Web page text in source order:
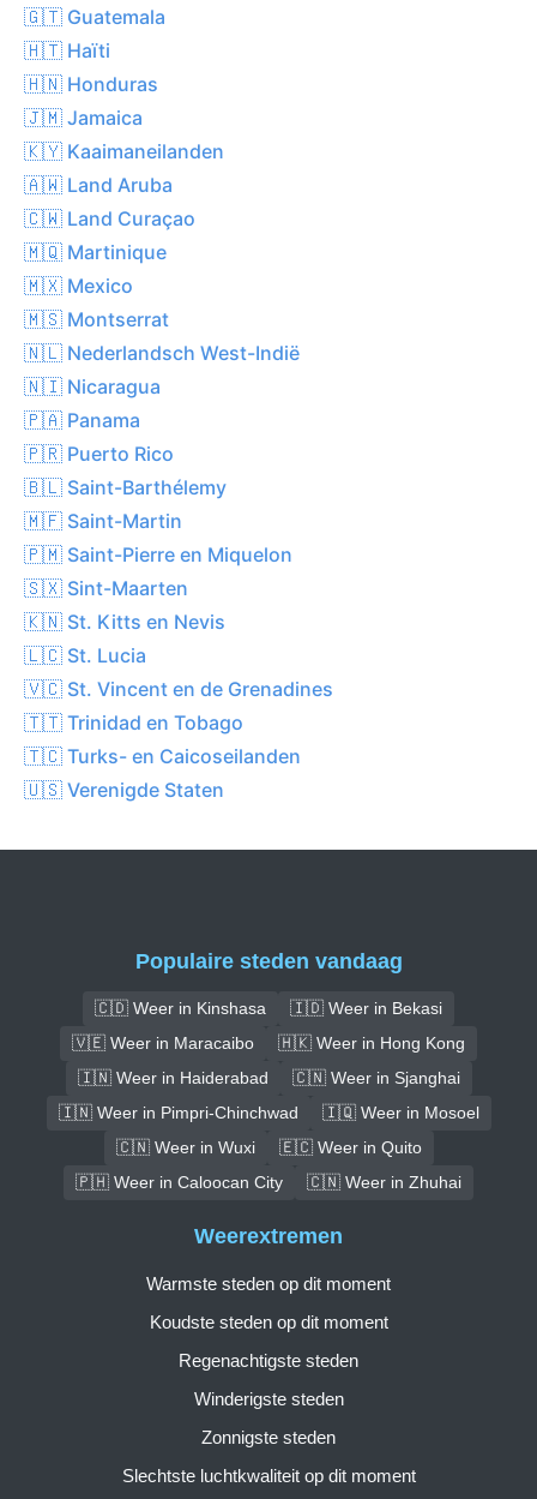
🇬🇹 Guatemala
🇭🇹 Haïti
🇭🇳 Honduras
🇯🇲 Jamaica
🇰🇾 Kaaimaneilanden
🇦🇼 Land Aruba
🇨🇼 Land Curaçao
🇲🇶 Martinique
🇲🇽 Mexico
🇲🇸 Montserrat
🇳🇱 Nederlandsch West-Indië
🇳🇮 Nicaragua
🇵🇦 Panama
🇵🇷 Puerto Rico
🇧🇱 Saint-Barthélemy
🇲🇫 Saint-Martin
🇵🇲 Saint-Pierre en Miquelon
🇸🇽 Sint-Maarten
🇰🇳 St. Kitts en Nevis
🇱🇨 St. Lucia
🇻🇨 St. Vincent en de Grenadines
🇹🇹 Trinidad en Tobago
🇹🇨 Turks- en Caicoseilanden
🇺🇸 Verenigde Staten
Populaire steden vandaag
🇨🇩 Weer in Kinshasa
🇮🇩 Weer in Bekasi
🇻🇪 Weer in Maracaibo
🇭🇰 Weer in Hong Kong
🇮🇳 Weer in Haiderabad
🇨🇳 Weer in Sjanghai
🇮🇳 Weer in Pimpri-Chinchwad
🇮🇶 Weer in Mosoel
🇨🇳 Weer in Wuxi
🇪🇨 Weer in Quito
🇵🇭 Weer in Caloocan City
🇨🇳 Weer in Zhuhai
Weerextremen
Warmste steden op dit moment
Koudste steden op dit moment
Regenachtigste steden
Winderigste steden
Zonnigste steden
Slechtste luchtkwaliteit op dit moment